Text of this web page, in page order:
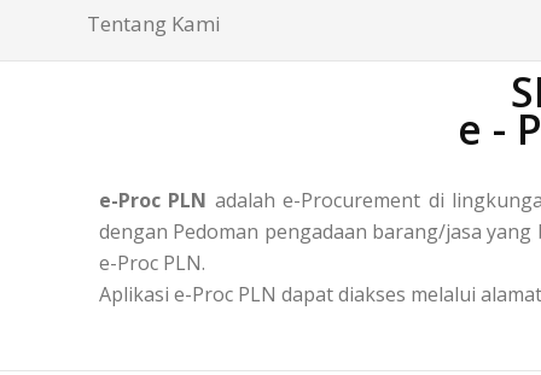
Tentang Kami
e -
e-Proc PLN adalah e-Procurement di
dengan Pedoman pengadaan barang/jasa
e-Proc PLN.
Aplikasi e-Proc PLN dapat diakses melalui